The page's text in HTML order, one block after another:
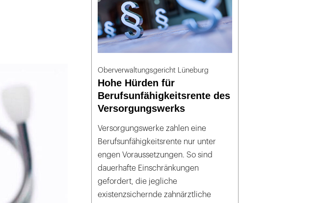
Oberverwaltungsgericht Lüneburg
Hohe Hürden für
Berufsunfähigkeitsrente des
Versorgungswerks
Versorgungswerke zahlen eine
Berufsunfähigkeitsrente nur unter
engen Voraussetzungen. So sind
dauerhafte Einschränkungen
gefordert, die jegliche
existenzsichernde zahnärztliche